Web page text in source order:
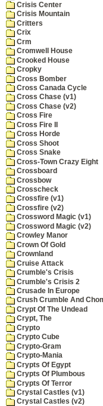
Crisis Center
Crisis Mountain
Critters
Crix
Crm
Cromwell House
Crooked House
Cropky
Cross Bomber
Cross Canada Cycle
Cross Chase (v1)
Cross Chase (v2)
Cross Fire
Cross Fire II
Cross Horde
Cross Shoot
Cross Snake
Cross-Town Crazy Eight
Crossboard
Crossbow
Crosscheck
Crossfire (v1)
Crossfire (v2)
Crossword Magic (v1)
Crossword Magic (v2)
Crowley Manor
Crown Of Gold
Crownland
Cruise Attack
Crumble's Crisis
Crumble's Crisis 2
Crusade In Europe
Crush Crumble And
Crypt Of The Undead
Crypt, The
Crypto
Crypto Cube
Crypto-Gram
Crypto-Mania
Crypts Of Egypt
Crypts Of Plumbous
Crypts Of Terror
Crystal Castles (v1)
Crystal Castles (v2)